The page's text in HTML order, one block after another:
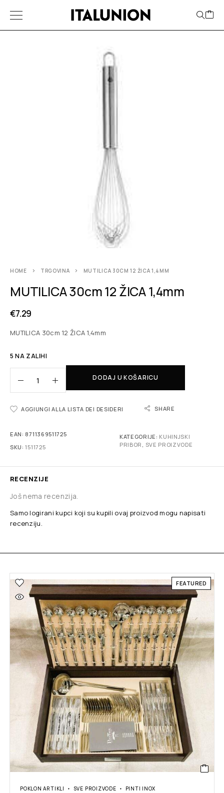
HOME TRGOVINA MUTILICA 30CM 12 ŽICA 1,4MM
MUTILICA 30cm 12 ŽICA 1,4mm
€7.29
MUTILICA 30cm 12 ŽICA 1,4mm
5 NA ZALIHI
DODAJ U KOŠARICU
AGGIUNGI ALLA LISTA DEI DESIDERI SHARE
EAN: 8711369511725
SKU:1511725
KATEGORIJE: KUHINJSKI
PRIBOR , SVE PROIZVODE
RECENZIJE
Još nema recenzija.
Samo logirani kupci koji su kupili ovaj proizvod mogu napisati
recenziju.
FEATURED
POKLON ARTIKLI SVE PROIZVODE PINTI INOX